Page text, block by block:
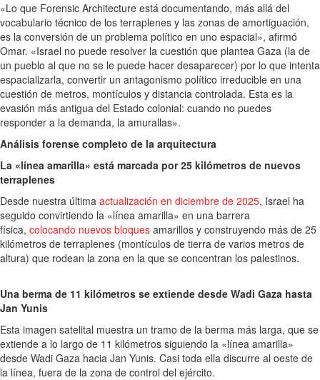
«Lo que Forensic Architecture está documentando, más allá del
vocabulario técnico de los terraplenes y las zonas de amortiguación,
es la conversión de un problema político en uno espacial», afirmó
Omar. «Israel no puede resolver la cuestión que plantea Gaza (la de
un pueblo al que no se le puede hacer desaparecer) por lo que intenta
espacializarla, convertir un antagonismo político irreducible en una
cuestión de metros, montículos y distancia controlada. Esta es la
evasión más antigua del Estado colonial: cuando no puedes
responder a la demanda, la amurallas».
Análisis forense completo de la arquitectura
La «línea amarilla» está marcada por 25 kilómetros de nuevos
terraplenes
Desde nuestra última actualización en diciembre de 2025, Israel ha
seguido convirtiendo la «línea amarilla» en una barrera
física, colocando nuevos bloques amarillos y construyendo más de 25
kilómetros de terraplenes (montículos de tierra de varios metros de
altura) que rodean la zona en la que se concentran los palestinos.
Una berma de 11 kilómetros se extiende desde Wadi Gaza hasta
Jan Yunis
Esta imagen satelital muestra un tramo de la berma más larga, que se
extiende a lo largo de 11 kilómetros siguiendo la «línea amarilla»
desde Wadi Gaza hacia Jan Yunis. Casi toda ella discurre al oeste de
la línea, fuera de la zona de control del ejército.